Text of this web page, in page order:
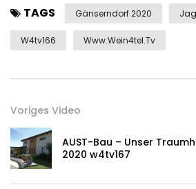
TAGS Gänserndorf 2020
W4tv166 Www.wein4tel.tv
Voriges Video
AUST-Bau – Unser
2020 w4tv167